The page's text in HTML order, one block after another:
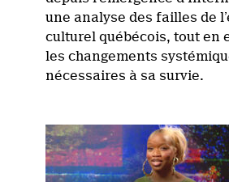
une analyse des failles de
culturel québécois, tout en
les changements
nécessaires à sa survie.